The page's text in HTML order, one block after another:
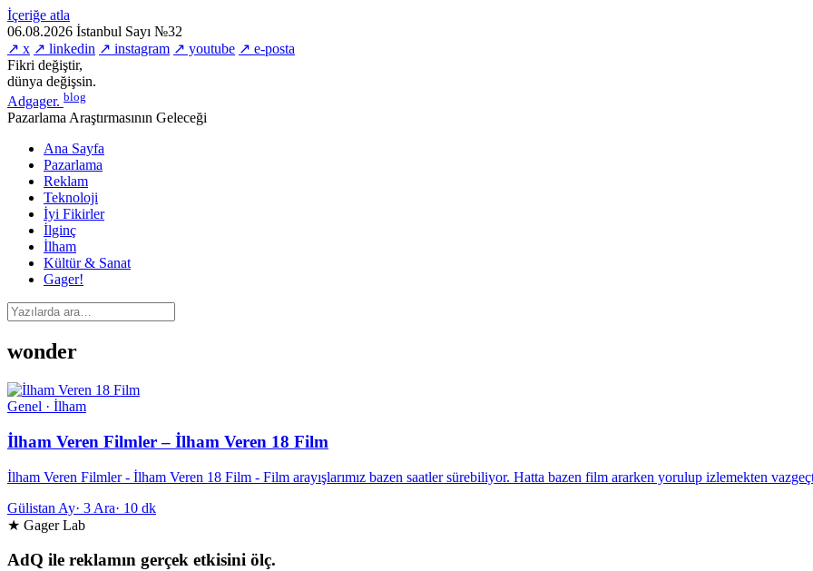
İçeriğe atla
06.08.2026 İstanbul Sayı №32
↗ x ↗ linkedin ↗ instagram ↗ youtube ↗ e-posta
Fikri değiştir,
dünya değişsin.
Adgager. blog
Pazarlama Araştırmasının Geleceği
Ana Sayfa
Pazarlama
Reklam
Teknoloji
İyi Fikirler
İlginç
İlham
Kültür & Sanat
Gager!
wonder
Genel · İlham
İlham Veren Filmler – İlham Veren 18 Film
İlham Veren Filmler - İlham Veren 18 Film - Film arayışlarımız bazen saatler sürebiliyor. Hatta bazen film ararken yorulup izlemekten
Gülistan Ay· 3 Ara· 10 dk
★ Gager Lab
AdQ ile reklamın gerçek etkisini ölç.